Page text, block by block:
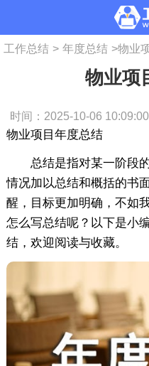
工作总结 > 年度总结 >物业
物业项
时间：2025-10-06 10:09:00
物业项目年度总结
总结是指对某一阶段的
情况加以总结和概括的书
醒，目标更加明确，不如
怎么写总结呢？以下是小
结，欢迎阅读与收藏。